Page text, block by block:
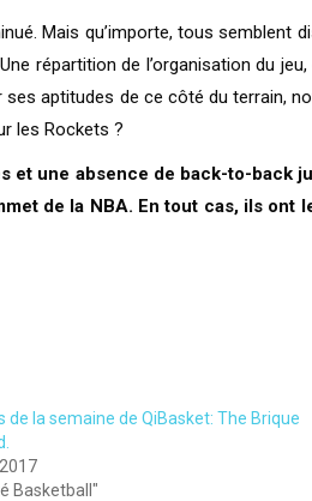
Mais qu’importe, tous semblent
répartition de l’organisation du
ses aptitudes de ce côté du terrain,
les Rockets ?
et une absence de back-to-back
de la NBA. En tout cas, ils ont
de la semaine de QiBasket: The Brique
Basketball"